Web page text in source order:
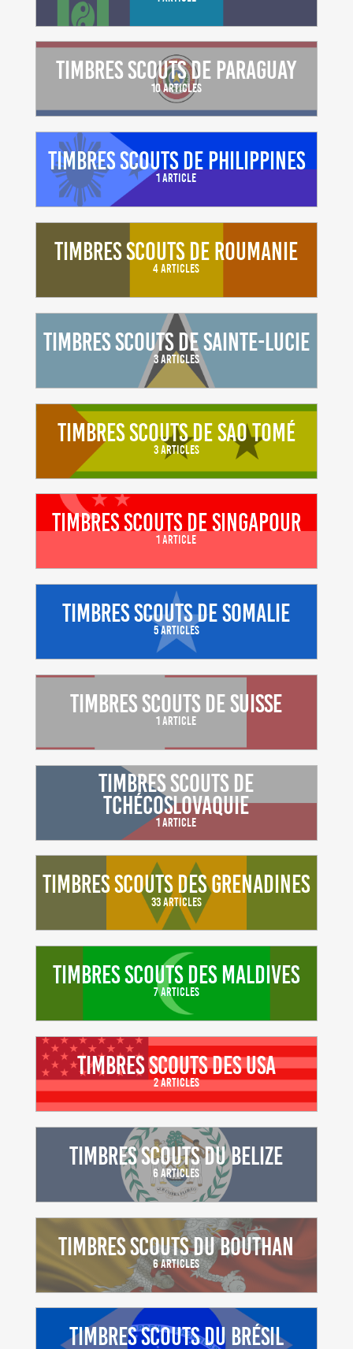
Timbres scouts de Paraguay
10 Articles
Timbres scouts de Philippines
1 Article
Timbres scouts de Roumanie
4 Articles
Timbres scouts de Sainte-Lucie
3 Articles
Timbres scouts de Sao Tomé
3 Articles
Timbres scouts de Singapour
1 Article
Timbres scouts de Somalie
5 Articles
Timbres scouts de Suisse
1 Article
Timbres scouts de
Tchécoslovaquie
1 Article
Timbres scouts des Grenadines
33 Articles
Timbres scouts des Maldives
7 Articles
Timbres scouts des USA
2 Articles
Timbres scouts du Belize
6 Articles
Timbres scouts du Bouthan
6 Articles
Timbres scouts du Brésil